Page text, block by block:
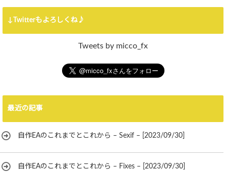
↓Twitterもよろしくね♪
Tweets by micco_fx
最近の記事
自作EAのこれまでとこれから – Sexif – [2023/09/30]
自作EAのこれまでとこれから – Fixes – [2023/09/30]